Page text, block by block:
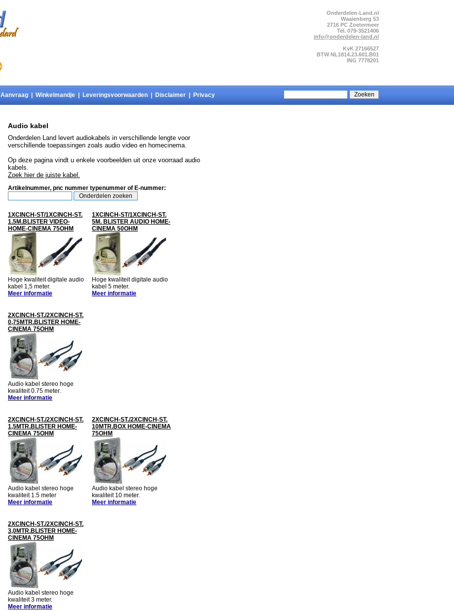
Onderdelen-Land.nl
Waaienberg 53
2716 PC Zoetermeer
Tel. 079-3521406
info@onderdelen-land.nl
KvK 27166527
BTW NL1814.23.601.B01
ING 7778201
Aanvraag Winkelmandje Leveringsvoorwaarden Disclaimer Privacy
Audio kabel
Onderdelen Land levert audiokabels in verschillende lengte voor
verschillende toepassingen zoals audio video en homecinema.
Op deze pagina vindt u enkele voorbeelden uit onze voorraad audio
kabels.
Zoek hier de juiste kabel.
Artikelnummer, pnc nummer typenummer of E-nummer:
1XCINCH-ST/1XCINCH-ST.
1.5M.BLISTER VIDEO-
HOME-CINEMA 75OHM
Hoge kwaliteit digitale audio
kabel 1,5 meter.
Meer informatie
1XCINCH-ST/1XCINCH-ST.
5M. BLISTER AUDIO HOME-
CINEMA 50OHM
Hoge kwaliteit digitale audio
kabel 5 meter.
Meer informatie
2XCINCH-ST./2XCINCH-ST.
0,75MTR.BLISTER HOME-
CINEMA 75OHM
Audio kabel stereo hoge
kwaliteit 0.75 meter.
Meer informatie
2XCINCH-ST./2XCINCH-ST.
1,5MTR.BLISTER HOME-
CINEMA 75OHM
Audio kabel stereo hoge
kwaliteit 1.5 meter
Meer informatie
2XCINCH-ST./2XCINCH-ST.
10MTR.BOX HOME-CINEMA
75OHM
Audio kabel stereo hoge
kwaliteit 10 meter.
Meer informatie
2XCINCH-ST./2XCINCH-ST.
3,0MTR.BLISTER HOME-
CINEMA 75OHM
Audio kabel stereo hoge
kwaliteit 3 meter.
Meer informatie